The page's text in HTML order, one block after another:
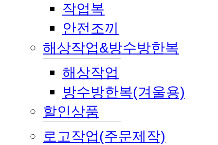
작업복
안전조끼
해상작업&방수방한복
해상작업
방수방한복(겨울용)
할인상품
로고작업(주문제작)